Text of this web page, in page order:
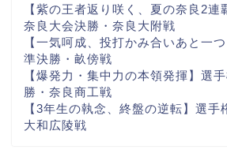
【紫の王者返り咲く、夏の奈良2連
奈良大会決勝・奈良大附戦
【一気呵成、投打かみ合いあと一
準決勝・畝傍戦
【爆発力・集中力の本領発揮】選
勝・奈良商工戦
【3年生の執念、終盤の逆転】選手
大和広陵戦